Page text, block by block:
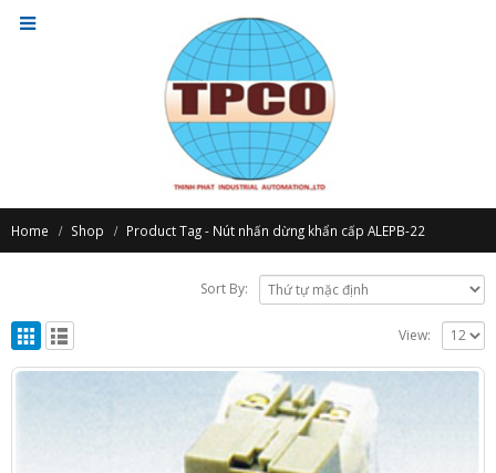
Home Shop Product Tag - Nút nhấn dừng khẩn cấp ALEPB-22
Sort By:
View: